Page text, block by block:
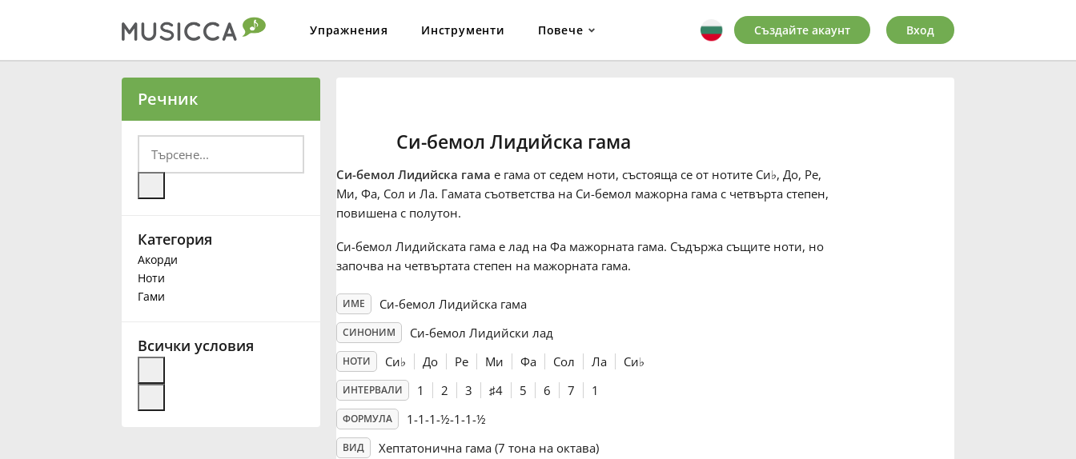
Упражнения Инструменти Повече
Български
Deutsch
Français
Създайте акаунт Вход
Речник
Категория
Акорди
Ноти
Гами
Всички условия
Си-бемол Лидийска гама
Си-бемол Лидийска гама е гама от седем ноти, състояща се от нотите Си♭, До, Ре,
Ми, Фа, Сол и Ла. Гамата съответства на Си-бемол мажорна гама с четвърта степен,
повишена с полутон.
Си-бемол Лидийската гама е лад на Фа мажорната гама. Съдържа същите ноти, но
започва на четвъртата степен на мажорната гама.
ИМЕ Си-бемол Лидийска гама
СИНОНИМ Си-бемол Лидийски лад
НОТИ Си♭ До Ре Ми Фа Сол Ла Си♭
ИНТЕРВАЛИ 1 2 3 ♯4 5 6 7 1
ФОРМУЛА 1-1-1-½-1-1-½
ВИД Хептатонична гама (7 тона на октава)